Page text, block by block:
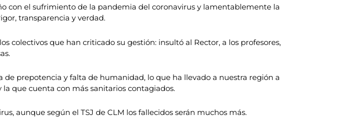
con el sufrimiento de la pandemia del coronavirus y lamentablemente la
transparencia y verdad.
que han criticado su gestión: insultó al Rector, a los profesores,
prepotencia y falta de humanidad, lo que ha llevado a nuestra región a
que cuenta con más sanitarios contagiados.
aunque según el TSJ de CLM los fallecidos serán muchos más.